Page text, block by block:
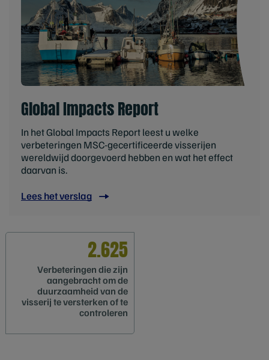
Global Impacts Report
In het Global Impacts Report leest u welke
verbeteringen MSC-gecertificeerde visserijen
wereldwijd doorgevoerd hebben en wat het effect
daarvan is.
Lees het verslag
2.625
Verbeteringen die zijn
aangebracht om de
duurzaamheid van de
visserij te versterken of te
controleren